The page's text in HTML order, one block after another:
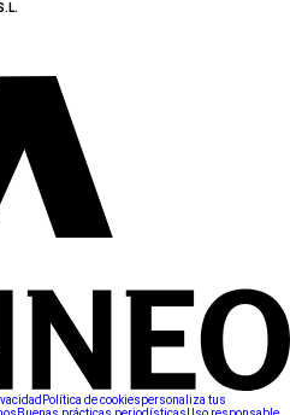
Política de cookiespersonaliza tus